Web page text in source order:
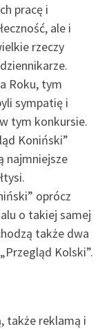
pracę i
ale i
rzeczy
Roku, tym
sympatię i
tym konkursie.
Koniński”
najmniejsze
oprócz
o takiej samej
także dwa
Kolski”.
także reklamą i